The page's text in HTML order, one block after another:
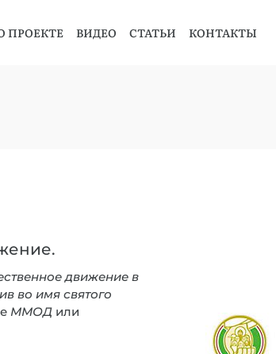
ПРОЕКТЕ ВИДЕО СТАТЬИ КОНТАКТЫ
движение в
во имя святого
ММОД или